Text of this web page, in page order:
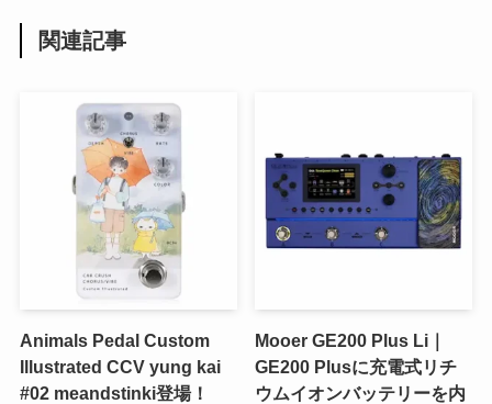
関連記事
Animals Pedal Custom
Illustrated CCV yung kai
#02 meandstinki登場！
Mooer GE200 Plus Li｜
GE200 Plusに充電式リチ
ウムイオンバッテリーを内